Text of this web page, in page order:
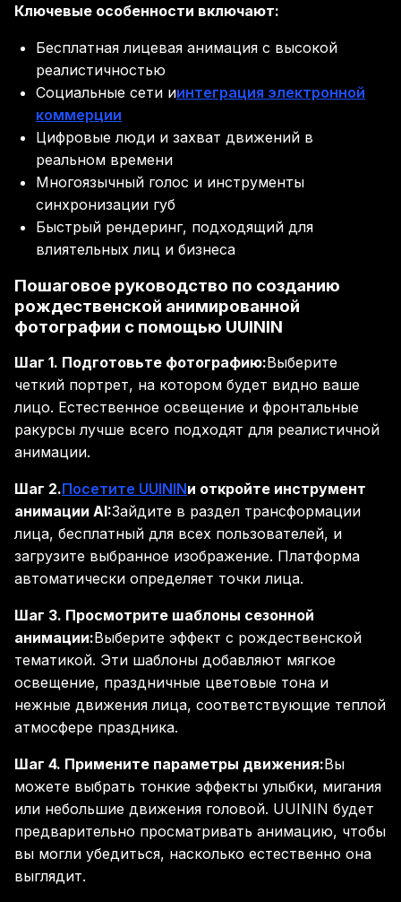
Ключевые особенности включают:
Бесплатная лицевая анимация с высокой
реалистичностью
Социальные сети иинтеграция электронной
коммерции
Цифровые люди и захват движений в
реальном времени
Многоязычный голос и инструменты
синхронизации губ
Быстрый рендеринг, подходящий для
влиятельных лиц и бизнеса
Пошаговое руководство по созданию
рождественской анимированной
фотографии с помощью UUININ
Шаг 1. Подготовьте фотографию:Выберите
четкий портрет, на котором будет видно ваше
лицо. Естественное освещение и фронтальные
ракурсы лучше всего подходят для реалистичной
анимации.
Шаг 2.Посетите UUININи откройте инструмент
анимации AI:Зайдите в раздел трансформации
лица, бесплатный для всех пользователей, и
загрузите выбранное изображение. Платформа
автоматически определяет точки лица.
Шаг 3. Просмотрите шаблоны сезонной
анимации:Выберите эффект с рождественской
тематикой. Эти шаблоны добавляют мягкое
освещение, праздничные цветовые тона и
нежные движения лица, соответствующие теплой
атмосфере праздника.
Шаг 4. Примените параметры движения:Вы
можете выбрать тонкие эффекты улыбки, мигания
или небольшие движения головой. UUININ будет
предварительно просматривать анимацию, чтобы
вы могли убедиться, насколько естественно она
выглядит.